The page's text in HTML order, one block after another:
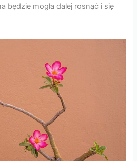
będzie mogła dalej rosnąć i się